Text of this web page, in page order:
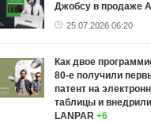
Джобсу в продаже
25.07.2026 06:20
Как двое
80-е получили
патент на
таблицы и
LANPAR +6